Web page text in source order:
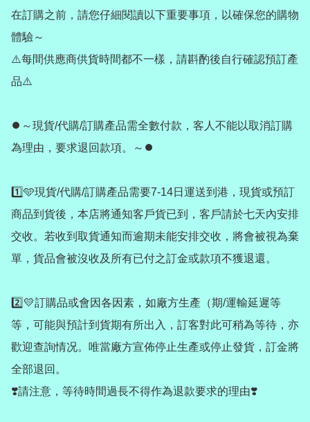
在訂購之前，請您仔細閱讀以下重要事項，以確保您的購物
體驗～
⚠️每間供應商供貨時間都不一樣，請斟酌後自行確認預訂產
品⚠️
⏺️～現貨/代購/訂購產品需全數付款，客人不能以取消訂購
為理由，要求退回款項。～⏺️
1️⃣🩵現貨/代購/訂購產品需要7-14日運送到港，現貨或預訂
商品到貨後，本店將通知客戶貨已到，客戶請於七天內安排
交收。若收到取貨通知而逾期未能安排交收，將會被視為棄
單，貨品會被沒收及所有已付之訂金或款項不獲退還。
2️⃣💛訂購品或會因各因素，如廠方生產（期/運輸延遲等
等，可能與預計到貨期有所出入，訂客對此可稍為等待，亦
歡迎查詢情况。唯當廠方宣佈停止生產或停止發貨，訂金將
全部退回。
❣️請注意，等待時間過長不得作為退款要求的理由❣️